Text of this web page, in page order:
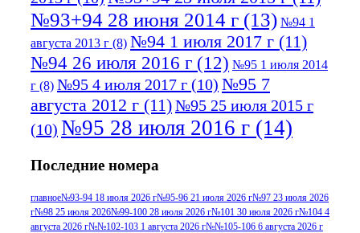
№93+94 28 июня 2014 г (13) №94 1
августа 2013 г (8) №94 1 июля 2017 г (11)
№94 26 июля 2016 г (12) №95 1 июля 2014
г (8) №95 4 июля 2017 г (10) №95 7
августа 2012 г (11)№95 25 июля 2015 г
(10) №95 28 июля 2016 г (14)
июля 2017 г(11)№96 9 августа 2012
г(13) №96 28 июля 2015 г(9) №96+97 3
июля 2014 г(10)№96+97 30 июля
Последние номера
главное№93-94 18 июля 2026 г№95-96 21 июля 2026 г№97 23 июля 2026
г№98 25 июля 2026№99-100 28 июля 2026 г№101 30 июля 2026 г№104 4
августа 2026 г№№102-103 1 августа 2026 г№№105-106 6 августа 2026 г